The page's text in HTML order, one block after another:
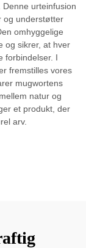
urteinfusion
og understøtter
omhyggelige
og sikrer, at hver
forbindelser. I
fremstilles vores
mugwortens
natur og
et produkt, der
arv.